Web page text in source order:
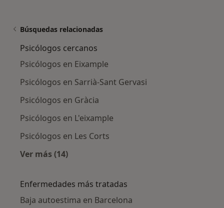
Búsquedas relacionadas
Psicólogos cercanos
Psicólogos en Eixample
Psicólogos en Sarrià-Sant Gervasi
Psicólogos en Gràcia
Psicólogos en L'eixample
Psicólogos en Les Corts
Ver más (14)
Enfermedades más tratadas
Baja autoestima en Barcelona